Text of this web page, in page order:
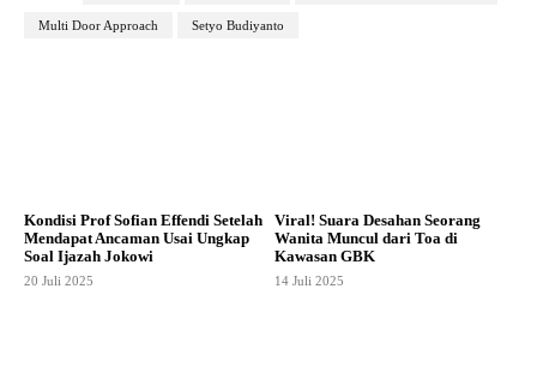
Multi Door Approach Setyo Budiyanto
Kondisi Prof Sofian Effendi Setelah
Mendapat Ancaman Usai Ungkap
Soal Ijazah Jokowi
20 Juli 2025
Viral! Suara Desahan Seorang
Wanita Muncul dari Toa di
Kawasan GBK
14 Juli 2025